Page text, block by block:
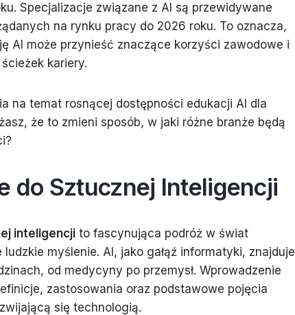
Specjalizacje związane z AI są przewidywane
na rynku pracy do 2026 roku. To oznacza,
AI może przynieść znaczące korzyści zawodowe i
kariery.
na temat rosnącej dostępności edukacji AI dla
że to zmieni sposób, w jaki różne branże będą
do Sztucznej Inteligencji
inteligencji to fascynująca podróż w świat
myślenie. AI, jako gałąź informatyki, znajduje
od medycyny po przemysł. Wprowadzenie
zastosowania oraz podstawowe pojęcia
się technologią.